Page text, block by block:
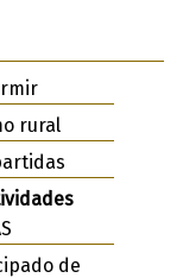
rural
de